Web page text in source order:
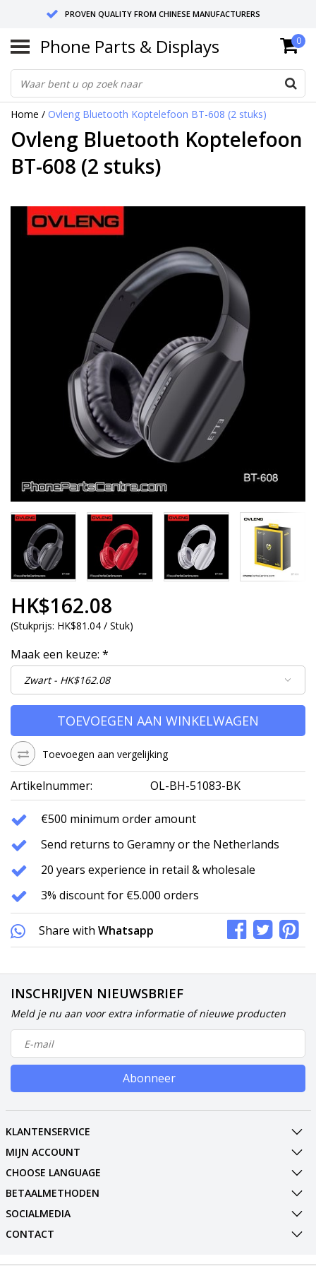
PROVEN QUALITY FROM CHINESE MANUFACTURERS
SEND RETURNS TO GERMANY OR NETHERLANDS
10 DAY SHIPPING
Phone Parts & Displays 0
Home / Ovleng Bluetooth Koptelefoon BT-608 (2 stuks)
Ovleng Bluetooth Koptelefoon
BT-608 (2 stuks)
HK$162.08
(Stukprijs: HK$81.04 / Stuk)
Maak een keuze: *
TOEVOEGEN AAN WINKELWAGEN
Toevoegen aan vergelijking
Artikelnummer: OL-BH-51083-BK
€500 minimum order amount
Send returns to Geramny or the Netherlands
20 years experience in retail & wholesale
3% discount for €5.000 orders
Share with Whatsapp
INSCHRIJVEN NIEUWSBRIEF
Meld je nu aan voor extra informatie of nieuwe producten
Abonneer
KLANTENSERVICE
MIJN ACCOUNT
CHOOSE LANGUAGE
BETAALMETHODEN
SOCIALMEDIA
CONTACT